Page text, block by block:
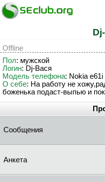
Offline
Пол: мужской
Логин: Dj-Bacя
Модель телефона: Nokia
О себе: На работу не
боженька подаст-выпью и
Сообщения
Анкета